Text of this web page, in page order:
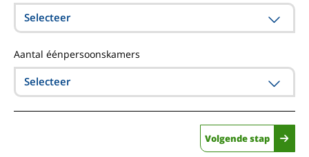
Selecteer
Aantal éénpersoonskamers
Selecteer
Volgende stap